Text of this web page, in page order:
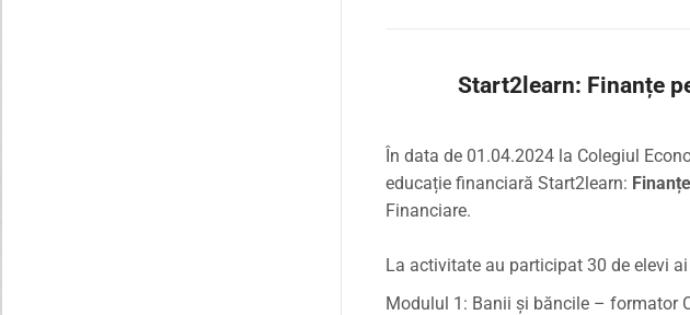
Start2learn: Finanțe
În data de 01.04.2024 la Colegiul
educație financiară Start2learn:
Financiare.
La activitate au participat 30 de elevi
Modulul 1: Banii și băncile – formator